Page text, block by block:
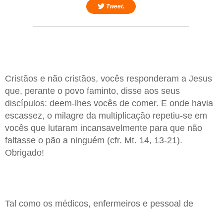
Tweet.
Cristãos e não cristãos, vocês responderam a Jesus
que, perante o povo faminto, disse aos seus
discípulos: deem-lhes vocês de comer. E onde havia
escassez, o milagre da multiplicação repetiu-se em
vocês que lutaram incansavelmente para que não
faltasse o pão a ninguém (cfr. Mt. 14, 13-21).
Obrigado!
Tal como os médicos, enfermeiros e pessoal de